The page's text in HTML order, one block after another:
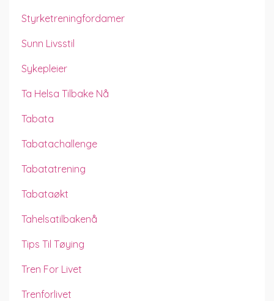
Styrketreningfordamer
Sunn Livsstil
Sykepleier
Ta Helsa Tilbake Nå
Tabata
Tabatachallenge
Tabatatrening
Tabataøkt
Tahelsatilbakenå
Tips Til Tøying
Tren For Livet
Trenforlivet